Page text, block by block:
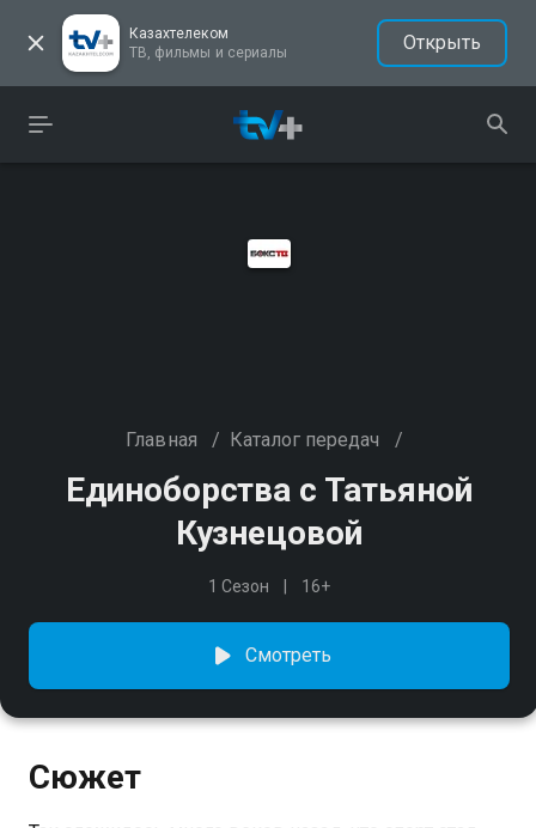
Казахтелеком
ТВ, фильмы и сериалы
Открыть
Главная / Каталог передач /
Единоборства с Татьяной
Кузнецовой
1 Сезон 16+
Смотреть
Сюжет